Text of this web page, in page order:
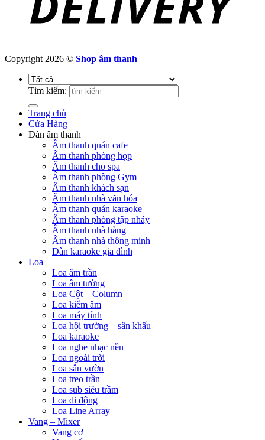
Copyright 2026 © Shop âm thanh
Tìm kiếm:
Trang chủ
Cửa Hàng
Dàn âm thanh
Âm thanh quán cafe
Âm thanh phòng họp
Âm thanh cho spa
Âm thanh phòng Gym
Âm thanh khách sạn
Âm thanh nhà văn hóa
Âm thanh quán karaoke
Âm thanh phòng tập nhảy
Âm thanh nhà hàng
Âm thanh nhà thông minh
Dàn karaoke gia đình
Loa
Loa âm trần
Loa âm tường
Loa Cột – Column
Loa kiểm âm
Loa máy tính
Loa hội trường – sân khấu
Loa karaoke
Loa nghe nhạc nền
Loa ngoài trời
Loa sân vườn
Loa treo trần
Loa sub siêu trầm
Loa di động
Loa Line Array
Vang – Mixer
Vang cơ